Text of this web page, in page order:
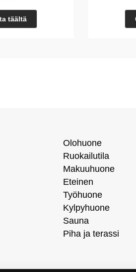
täältä
Olohuone
Ruokailutila
Makuuhuone
Eteinen
Työhuone
Kylpyhuone
Sauna
Piha ja terassi